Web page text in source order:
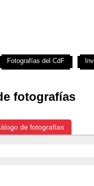
fotografías
de fotografías
Fotografías del CdF